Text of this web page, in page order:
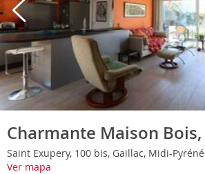
Charmante Maison
Saint Exupery, 100 bis, Gaillac, Midi-
Ver mapa